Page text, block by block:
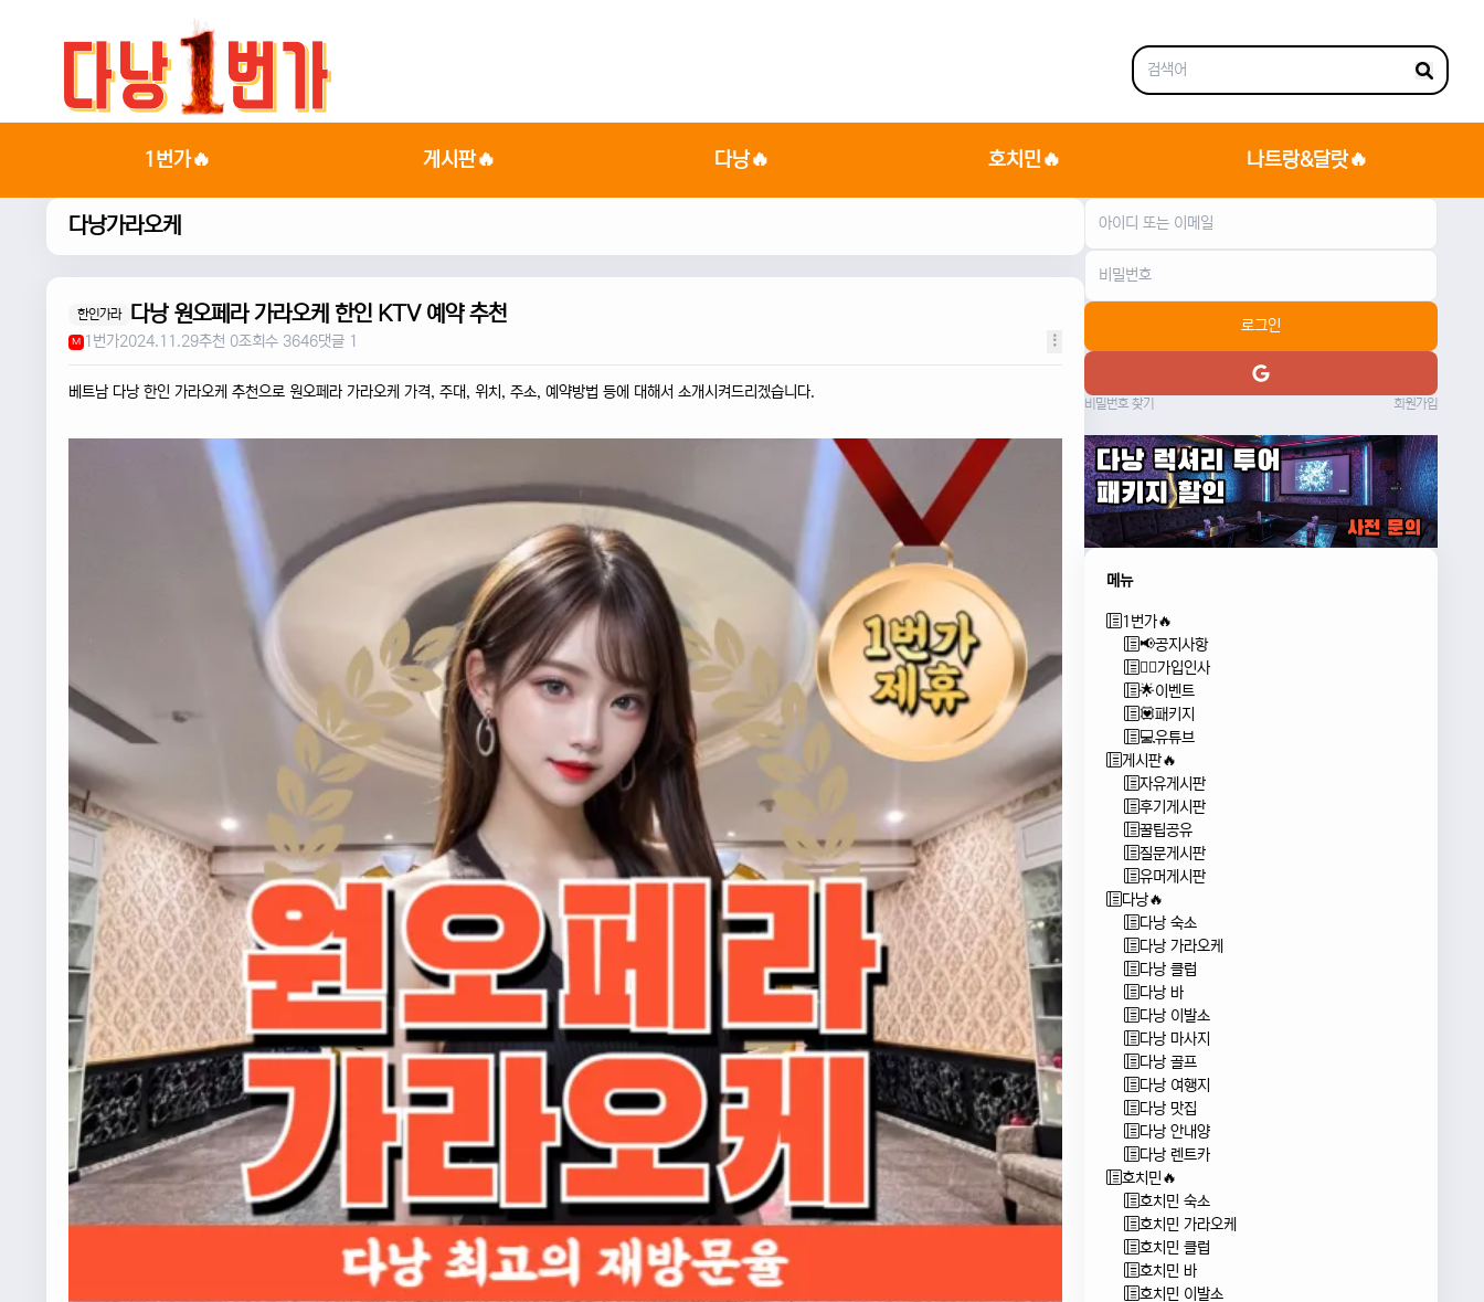
1번가🔥 게시판🔥 다낭🔥 호치민🔥 나트랑&달랏🔥
다낭가라오케
한인가라 다낭 원오페라 가라오케 한인 KTV 예약 추천
M 1번가2024.11.29추천 0조회수 3646댓글 1
베트남 다낭 한인 가라오케 추천으로 원오페라 가라오케 가격, 주대, 위치, 주소, 예약방법 등에 대해서 소개시켜드리겠습니다.
로그인
비밀번호 찾기 회원가입
메뉴
1번가🔥
📢공지사항
🙇‍♂️가입인사
🌟이벤트
💟패키지
💻유튜브
게시판🔥
자유게시판
후기게시판
꿀팁공유
질문게시판
유머게시판
다낭🔥
다낭 숙소
다낭 가라오케
다낭 클럽
다낭 바
다낭 이발소
다낭 마사지
다낭 골프
다낭 여행지
다낭 맛집
다낭 안내양
다낭 렌트카
호치민🔥
호치민 숙소
호치민 가라오케
호치민 클럽
호치민 바
호치민 이발소